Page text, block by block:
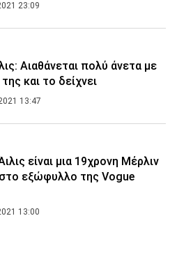
23:09
Αιαθάνεται πολύ άνετα με
και το δείχνει
13:47
είναι μια 19χρονη Μέρλιν
εξώφυλλο της Vogue
13:00